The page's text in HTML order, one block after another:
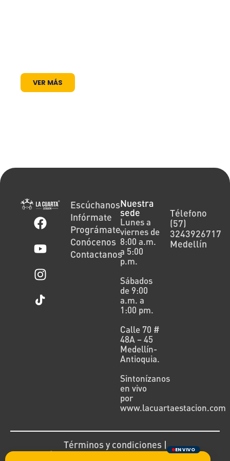
EN VIVO
VER MÁS
Escúchanos
Infórmate
Prográmate
Conócenos
Contactanos
Nuestra
sede
Lunes a
viernes de
8:00 a.m.
a 5:00
p.m.
Sábados
de 9:00
a.m. a
1:00 pm.
Calle 70 #
48A – 45
Medellín-
Antioquia.
Sintonízanos
en vivo
por
www.lacuartaestacion.com
Télefono
(57)
3243926717
Medellín
Términos y condiciones |
Política de devoluciones y reembolsos